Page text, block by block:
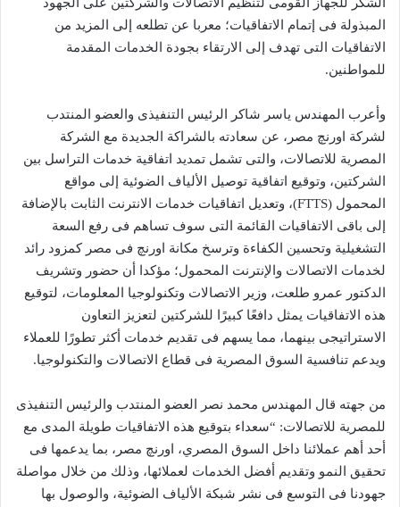
المبذولة فى إتمام الاتفاقيات؛ معربا عن تطلعه إلى المزيد من
الاتفاقيات التى تهدف إلى الارتقاء بجودة الخدمات المقدمة
للمواطنين.
وأعرب المهندس ياسر شاكر الرئيس التنفيذى والعضو المنتدب
لشركة اورنچ مصر، عن سعادته بالشراكة الجديدة مع الشركة
المصرية للاتصالات، والتى تشمل تمديد اتفاقية خدمات التراسل بين
الشركتين، وتوقيع اتفاقية توصيل الألياف الضوئية إلى مواقع
المحمول (FTTS)، وتعديل اتفاقيات خدمات الانترنت الثابت بالإضافة
إلى باقى الاتفاقيات القائمة التى سوف تساهم فى رفع السعة
التشغيلية وتحسين الكفاءة وترسخ مكانة اورنچ فى مصر كمزود رائد
لخدمات الاتصالات والإنترنت المحمول؛ مؤكدا أن حضور وتشريف
الدكتور عمرو طلعت، وزير الاتصالات وتكنولوجيا المعلومات، لتوقيع
هذه الاتفاقيات يمثل دافعًا كبيرًا للشركتين لتعزيز التعاون
الاستراتيجى بينهما، مما يسهم فى تقديم خدمات أكثر تطورًا للعملاء
ويدعم تنافسية السوق المصرية فى قطاع الاتصالات والتكنولوجيا.
من جهته قال المهندس محمد نصر العضو المنتدب والرئيس التنفيذى
للمصرية للاتصالات: “سعداء بتوقيع هذه الاتفاقيات طويلة المدى مع
أحد أهم عملائنا داخل السوق المصري، اورنچ مصر، بما يدعمها فى
تحقيق النمو وتقديم أفضل الخدمات لعملائها، وذلك من خلال مواصلة
جهودنا فى التوسع فى نشر شبكة الألياف الضوئية، والوصول بها